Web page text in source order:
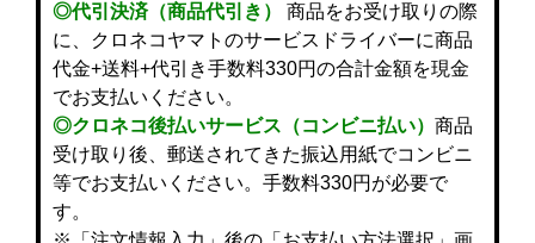
◎代引決済（商品代引き）
商品をお受け取りの際
に、クロネコヤマトのサービスドライバーに商品
代金+送料+代引き手数料330円の合計金額を現金
でお支払いください。
◎クロネコ後払いサービス（コンビニ払い） 商品
受け取り後、郵送されてきた振込用紙でコンビニ
等でお支払いください。手数料330円が必要で
す。